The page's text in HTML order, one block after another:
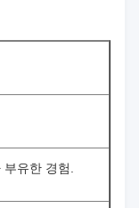
부유한 경험.